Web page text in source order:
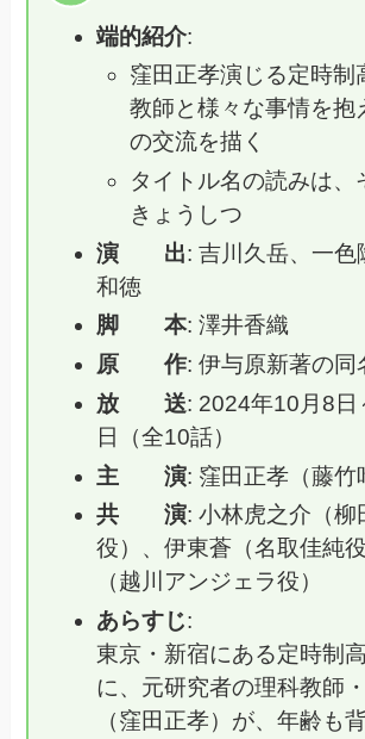
端的紹介:
窪田正孝演じる定時制
教師と様々な事情を抱
の交流を描く
タイトル名の読みは、
きょうしつ
演 出: 吉川久岳、一色
和徳
脚 本: 澤井香織
原 作: 伊与原新著の同
放 送: 2024年10月8日
日（全10話）
主 演: 窪田正孝（藤竹
共 演: 小林虎之介（柳
役）、伊東蒼（名取佳純
（越川アンジェラ役）
あらすじ:
東京・新宿にある定時制
に、元研究者の理科教師
（窪田正孝）が、年齢も